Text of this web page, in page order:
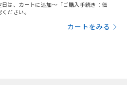
は、カートに追加～「ご購入手続き：価
ださい。
カートをみる